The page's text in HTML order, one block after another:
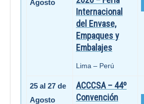
Agosto
Internacional
del Envase,
Empaques y
Embalajes
Lima – Perú
25 al 27 de
Agosto
ACCCSA – 44º
Convención